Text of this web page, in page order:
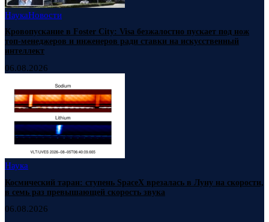
НаукаНовости
Кровопускание в Foster City: Visa безжалостно пускает под нож
топ-менеджеров и инженеров ради ставки на искусственный
интеллект
06.08.2026
Наука
Космический таран: ступень SpaceX врезалась в Луну на скорости,
в семь раз превышающей скорость звука
06.08.2026